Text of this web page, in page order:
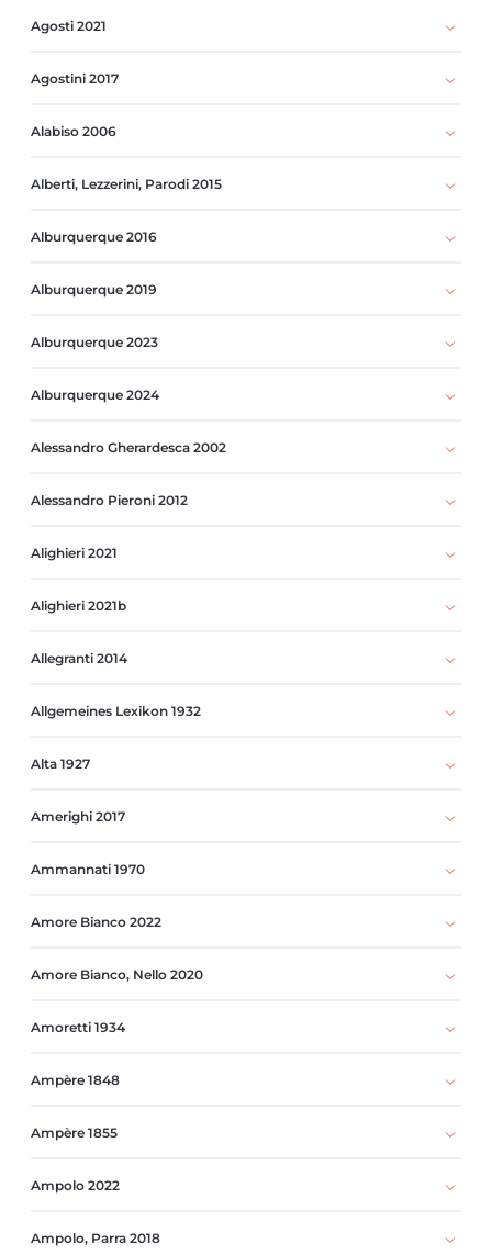
Agosti 2021
Agostini 2017
Alabiso 2006
Alberti, Lezzerini, Parodi 2015
Alburquerque 2016
Alburquerque 2019
Alburquerque 2023
Alburquerque 2024
Alessandro Gherardesca 2002
Alessandro Pieroni 2012
Alighieri 2021
Alighieri 2021b
Allegranti 2014
Allgemeines Lexikon 1932
Alta 1927
Amerighi 2017
Ammannati 1970
Amore Bianco 2022
Amore Bianco, Nello 2020
Amoretti 1934
Ampère 1848
Ampère 1855
Ampolo 2022
Ampolo, Parra 2018